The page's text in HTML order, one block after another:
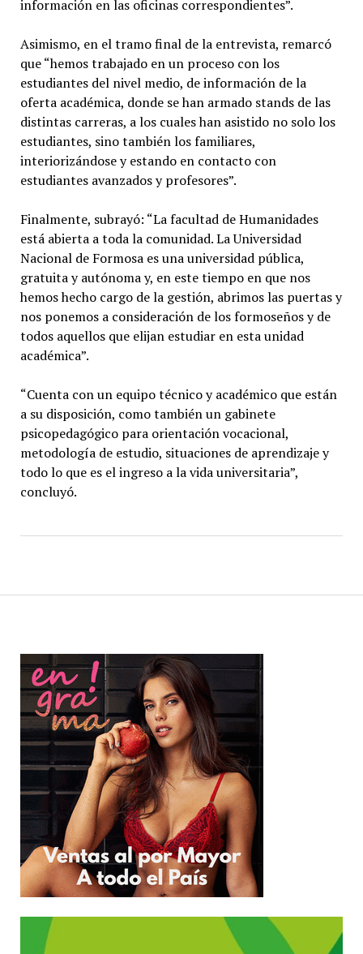
información en las oficinas correspondientes”.
Asimismo, en el tramo final de la entrevista, remarcó
que “hemos trabajado en un proceso con los
estudiantes del nivel medio, de información de la
oferta académica, donde se han armado stands de las
distintas carreras, a los cuales han asistido no solo los
estudiantes, sino también los familiares,
interiorizándose y estando en contacto con
estudiantes avanzados y profesores”.
Finalmente, subrayó: “La facultad de Humanidades
está abierta a toda la comunidad. La Universidad
Nacional de Formosa es una universidad pública,
gratuita y autónoma y, en este tiempo en que nos
hemos hecho cargo de la gestión, abrimos las puertas y
nos ponemos a consideración de los formoseños y de
todos aquellos que elijan estudiar en esta unidad
académica”.
“Cuenta con un equipo técnico y académico que están
a su disposición, como también un gabinete
psicopedagógico para orientación vocacional,
metodología de estudio, situaciones de aprendizaje y
todo lo que es el ingreso a la vida universitaria”,
concluyó.